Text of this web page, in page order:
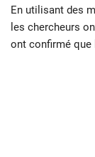
En utilisant des
les chercheurs
ont confirmé